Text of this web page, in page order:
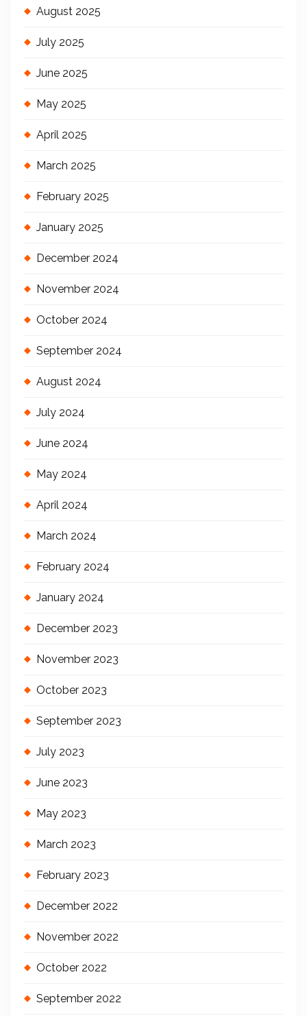
August 2025
July 2025
June 2025
May 2025
April 2025
March 2025
February 2025
January 2025
December 2024
November 2024
October 2024
September 2024
August 2024
July 2024
June 2024
May 2024
April 2024
March 2024
February 2024
January 2024
December 2023
November 2023
October 2023
September 2023
July 2023
June 2023
May 2023
March 2023
February 2023
December 2022
November 2022
October 2022
September 2022